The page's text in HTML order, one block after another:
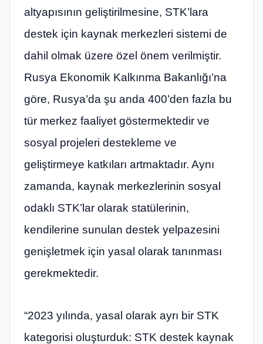
altyapısının geliştirilmesine, STK’lara
destek için kaynak merkezleri sistemi de
dahil olmak üzere özel önem verilmiştir.
Rusya Ekonomik Kalkınma Bakanlığı’na
göre, Rusya’da şu anda 400’den fazla bu
tür merkez faaliyet göstermektedir ve
sosyal projeleri destekleme ve
geliştirmeye katkıları artmaktadır. Aynı
zamanda, kaynak merkezlerinin sosyal
odaklı STK’lar olarak statülerinin,
kendilerine sunulan destek yelpazesini
genişletmek için yasal olarak tanınması
gerekmektedir.
“2023 yılında, yasal olarak ayrı bir STK
kategorisi oluşturduk: STK destek kaynak